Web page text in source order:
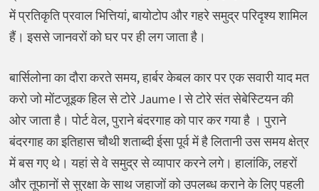
में प्रतिकृति प्रवाल भित्तियां, बायोटोप और गहरे समुद्र परिदृश्य शामिल
हैं। इससे जानवरों को घर पर ही लग जाता है।
बार्सिलोना का दौरा करते समय, हार्बर केबल कार पर एक सवारी याद मत
करो जो मोंटजूइक हिल से टोरे Jaume I से टोरे संत सेबेस्टियन की
ओर जाता है। पोर्ट वेल, पुराने बंदरगाह को पार कर गया है । पुराने
बंदरगाह का इतिहास चौथी शताब्दी ईसा पूर्व में है लितानी उस समय क्षेत्र
में बस गए थे। यहां से वे समुद्र से व्यापार करने लगे। हालांकि, लहरों
और तूफानों से सुरक्षा के साथ जहाजों को उपलब्ध कराने के लिए पहली